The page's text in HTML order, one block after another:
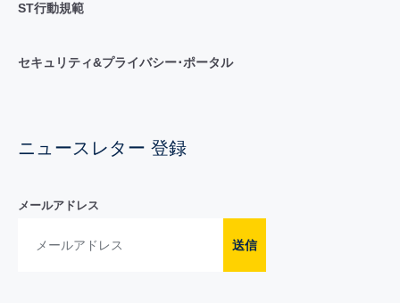
ST行動規範
セキュリティ&プライバシー･ポータル
ニュースレター 登録
メールアドレス
送信